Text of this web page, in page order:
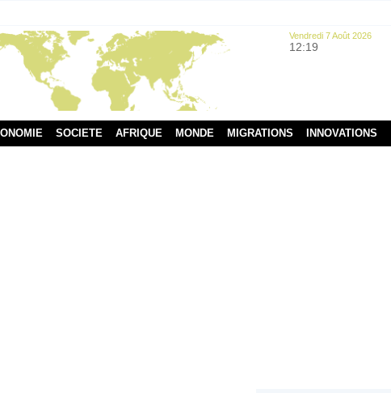
Vendredi 7 Août 2026
12:19
SOCIETE AFRIQUE MONDE MIGRATIONS INNOVATIONS